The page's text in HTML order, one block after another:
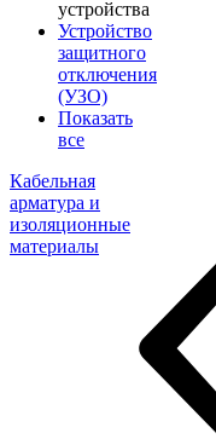
устройства
Устройство
защитного
отключения
(УЗО)
Показать
все
Кабельная
арматура и
изоляционные
материалы